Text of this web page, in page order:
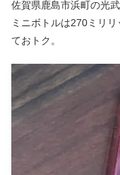
佐賀県鹿島市浜町の光
ミニボトルは270ミリ
ておトク。